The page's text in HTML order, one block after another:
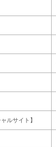
ルサイト】